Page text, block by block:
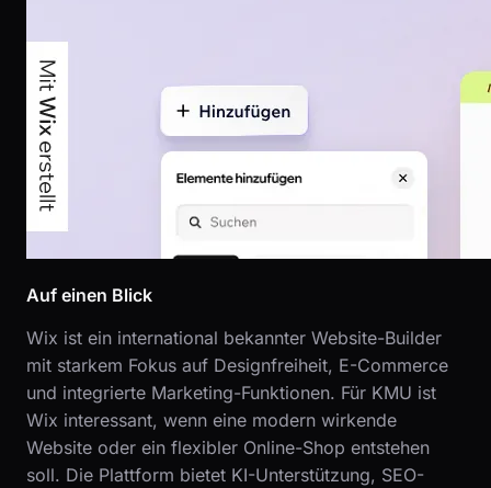
Auf einen Blick
Wix ist ein international bekannter Website-Builder
mit starkem Fokus auf Designfreiheit, E-Commerce
und integrierte Marketing-Funktionen. Für KMU ist
Wix interessant, wenn eine modern wirkende
Website oder ein flexibler Online-Shop entstehen
soll. Die Plattform bietet KI-Unterstützung, SEO-